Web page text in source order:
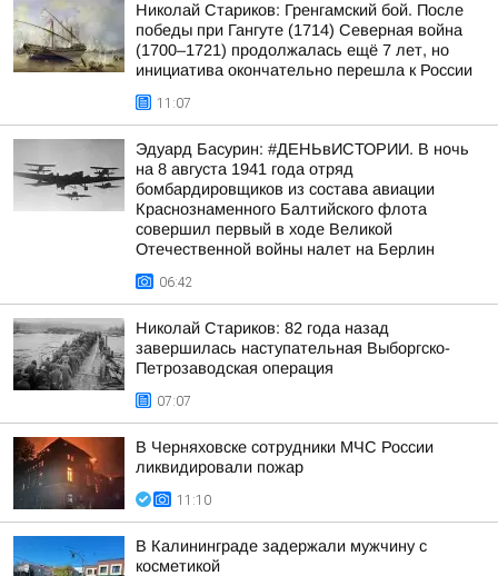
Николай Стариков: Гренгамский бой. После
победы при Гангуте (1714) Северная война
(1700–1721) продолжалась ещё 7 лет, но
инициатива окончательно перешла к России
11:07
Эдуард Басурин: #ДЕНЬвИСТОРИИ. В ночь
на 8 августа 1941 года отряд
бомбардировщиков из состава авиации
Краснознаменного Балтийского флота
совершил первый в ходе Великой
Отечественной войны налет на Берлин
06:42
Николай Стариков: 82 года назад
завершилась наступательная Выборгско-
Петрозаводская операция
07:07
В Черняховске сотрудники МЧС России
ликвидировали пожар
11:10
В Калининграде задержали мужчину с
косметикой